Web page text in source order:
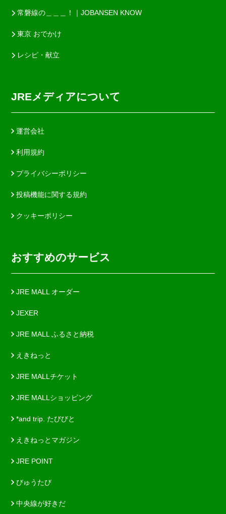
常磐線の＿＿＿！｜JOBANSEN KNOW
東京 おでかけ
レシピ・献立
JREメディアについて
運営会社
利用規約
プライバシーポリシー
投稿機能に関する規約
クッキーポリシー
おすすめのサービス
JRE MALL オーダー
JEXER
JRE MALL ふるさと納税
えきねっと
JRE MALLチケット
JRE MALLショッピング
*and trip. たびびと
えきねっとマガジン
JRE POINT
びゅうたび
中央線が好きだ